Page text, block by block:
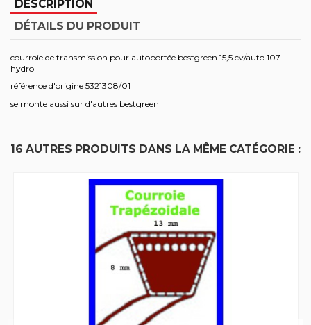
DESCRIPTION
DÉTAILS DU PRODUIT
courroie de transmission pour autoportée bestgreen 15,5 cv/auto 107
hydro
référence d'origine 5321308/01
se monte aussi sur d'autres bestgreen
16 AUTRES PRODUITS DANS LA MÊME CATÉGORIE :